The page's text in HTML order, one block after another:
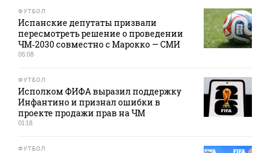
ФУТБОЛ
Испанские депутаты призвали
пересмотреть решение о проведении
ЧМ‑2030 совместно с Марокко — СМИ
05:08
ФУТБОЛ
Исполком ФИФА выразил поддержку
Инфантино и признал ошибки в
проекте продажи прав на ЧМ
01:18
ФУТБОЛ